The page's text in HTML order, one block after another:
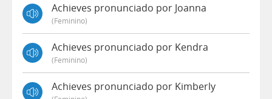
Achieves pronunciado por Joanna
(feminino)
Achieves pronunciado por Kendra
(feminino)
Achieves pronunciado por Kimberly